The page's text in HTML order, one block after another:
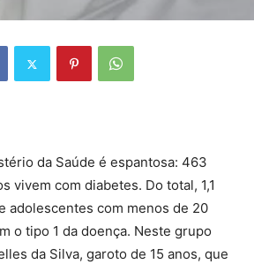
da Saúde é espantosa: 463
vivem com diabetes. Do total, 1,1
adolescentes com menos de 20
o tipo 1 da doença. Neste grupo
da Silva, garoto de 15 anos, que